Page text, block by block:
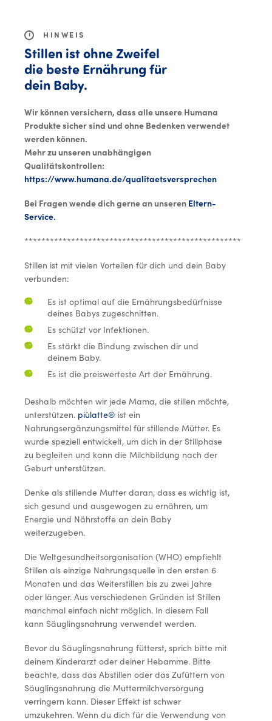
i HINWEIS
Stillen ist ohne Zweifel
die beste Ernährung für
dein Baby.
Wir können versichern, dass alle unsere Humana
Produkte sicher sind und ohne Bedenken verwendet
werden können.
Mehr zu unseren unabhängigen
Qualitätskontrollen:
https://www.humana.de/qualitaetsversprechen
Bei Fragen wende dich gerne an unseren Eltern-
Service.
Stillen ist mit vielen Vorteilen für dich und dein Baby
verbunden:
Es ist optimal auf die Ernährungsbedürfnisse
deines Babys zugeschnitten.
Es schützt vor Infektionen.
Es stärkt die Bindung zwischen dir und
deinem Baby.
Es ist die preiswerteste Art der Ernährung.
Deshalb möchten wir jede Mama, die stillen möchte,
unterstützen. piùlatte® ist ein
Nahrungsergänzungsmittel für stillende Mütter. Es
wurde speziell entwickelt, um dich in der Stillphase
zu begleiten und kann die Milchbildung nach der
Geburt unterstützen.
Denke als stillende Mutter daran, dass es wichtig ist,
sich gesund und ausgewogen zu ernähren, um
Energie und Nährstoffe an dein Baby
weiterzugeben.
Die Weltgesundheitsorganisation (WHO) empfiehlt
Stillen als einzige Nahrungsquelle in den ersten 6
Monaten und das Weiterstillen bis zu zwei Jahre
oder länger. Aus verschiedenen Gründen ist Stillen
manchmal einfach nicht möglich. In diesem Fall
kann Säuglingsnahrung verwendet werden.
Bevor du Säuglingsnahrung fütterst, sprich bitte mit
deinem Kinderarzt oder deiner Hebamme. Bitte
beachte, dass das Abstillen oder das Zufüttern von
Säuglingsnahrung die Muttermilchversorgung
verringern kann. Dieser Effekt ist schwer
umzukehren. Wenn du dich für die Verwendung von